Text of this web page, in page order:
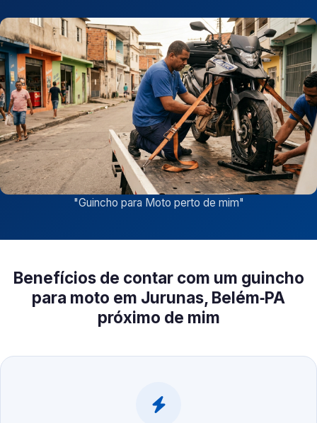
"Guincho para Moto perto de mim"
Benefícios de contar com um guincho
para moto em Jurunas, Belém‑PA
próximo de mim